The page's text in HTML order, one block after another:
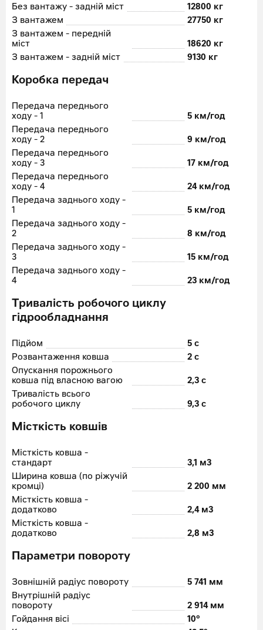
Без вантажу - задній міст
12800 кг
З вантажем
27750 кг
З вантажем - передній
міст
18620 кг
З вантажем - задній міст
9130 кг
Коробка передач
Передача переднього
ходу - 1
5 км/год
Передача переднього
ходу - 2
9 км/год
Передача переднього
ходу - 3
17 км/год
Передача переднього
ходу - 4
24 км/год
Передача заднього ходу -
1
5 км/год
Передача заднього ходу -
2
8 км/год
Передача заднього ходу -
3
15 км/год
Передача заднього ходу -
4
23 км/год
Тривалість робочого циклу
гідрообладнання
Підйом
5 с
Розвантаження ковша
2 с
Опускання порожнього
ковша під власною вагою
2,3 с
Тривалість всього
робочого циклу
9,3 с
Місткість ковшів
Місткість ковша -
стандарт
3,1 м3
Ширина ковша (по ріжучій
кромці)
2 200 мм
Місткість ковша -
додатково
2,4 м3
Місткість ковша -
додатково
2,8 м3
Параметри повороту
Зовнішній радіус повороту
5 741 мм
Внутрішній радіус
повороту
2 914 мм
Гойдання вісі
10°